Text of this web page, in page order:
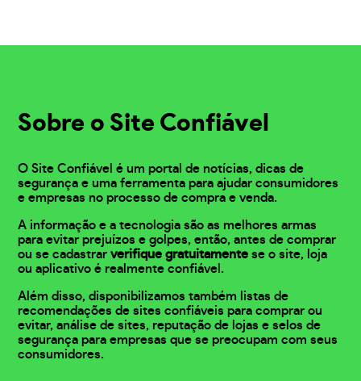
Sobre o Site Confiável
O Site Confiável é um portal de notícias, dicas de
segurança e uma ferramenta para ajudar consumidores
e empresas no processo de compra e venda.
A informação e a tecnologia são as melhores armas
para evitar prejuízos e golpes, então, antes de comprar
ou se cadastrarverifique gratuitamente se o site, loja
ou aplicativo é realmente confiável.
Além disso, disponibilizamos também listas de
recomendações de sites confiáveis para comprar ou
evitar, análise de sites, reputação de lojas e selos de
segurança para empresas que se preocupam com seus
consumidores.